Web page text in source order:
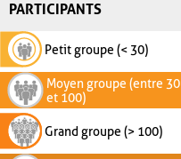
PARTICIPANTS
Petit groupe (< 30)
Moyen groupe (entre 30
et 100)
Grand groupe (> 100)